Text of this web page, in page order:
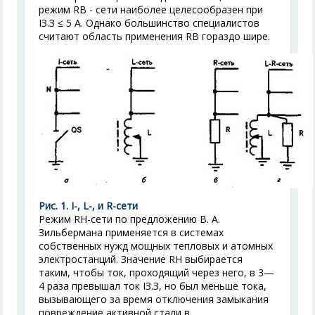
режим RB - сети наиболее целесообразен при
IЗ.З ≤ 5 А. Однако большинство специалистов
считают область применения RB гораздо шире.
Рис. 1. I-, L-, и R-сети
Режим RH-сети по предложению В. А.
Зильбермана применяется в системах
собственных нужд мощных тепловых и атомных
электростанций. Значение RH выбирается
таким, чтобы ток, проходящий через него, в 3—
4 раза превышал ток IЗ.З, но был меньше тока,
вызывающего за время отключения замыкания